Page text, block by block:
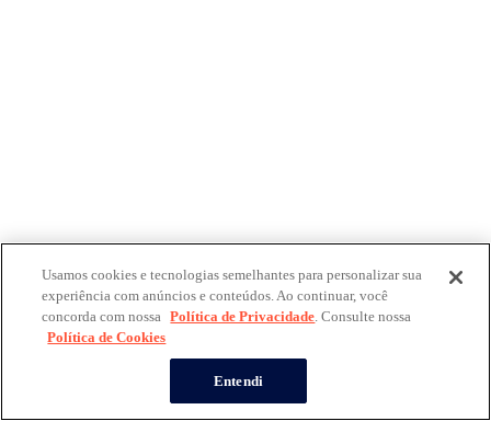
Usamos cookies e tecnologias semelhantes para personalizar sua
experiência com anúncios e conteúdos. Ao continuar, você
concorda com nossa Política de Privacidade. Consulte nossa
Política de Cookies
Entendi